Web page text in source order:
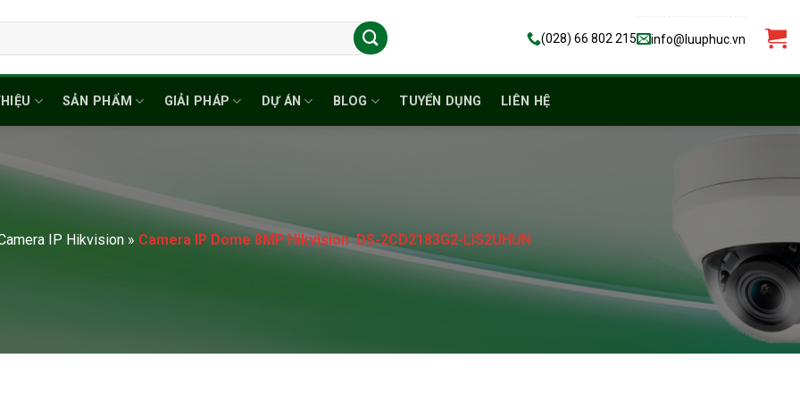
(028) 66 802 215 info@luuphuc.vn
SẢN PHẨM GIẢI PHÁP DỰ ÁN BLOG TUYỂN DỤNG LIÊN HỆ
IP Hikvision » Camera IP Dome 8MP Hikvision DS-2CD2183G2-LIS2UHUN